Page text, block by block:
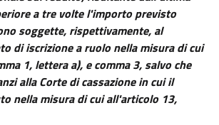
Capo I
Disposizioni generali
a tre volte l'importo previsto
soggette, rispettivamente, al
di iscrizione a ruolo nella misura di cui
1, lettera a), e comma 3, salvo che
alla Corte di cassazione in cui il
nella misura di cui all'articolo 13,